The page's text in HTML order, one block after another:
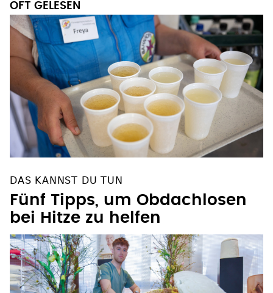
OFT GELESEN
DAS KANNST DU TUN
Fünf Tipps, um Obdachlosen
bei Hitze zu helfen